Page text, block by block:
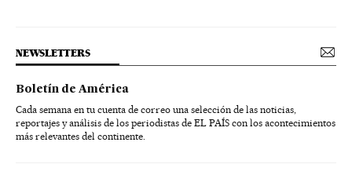
NEWSLETTERS
Boletín de América
Cada semana en tu cuenta de correo una selección de las noticias,
reportajes y análisis de los periodistas de EL PAÍS con los acontecimientos
más relevantes del continente.